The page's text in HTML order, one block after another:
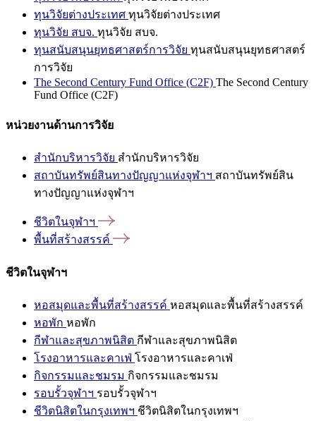
ทุนวิจัยต่างประเทศ ทุนวิจัยต่างประเทศ
ทุนวิจัย สบจ. ทุนวิจัย สบจ.
ทุนสนับสนุนยุทธศาสตร์การวิจัย ทุนสนับสนุนยุทธศาสตร์
การวิจัย
The Second Century Fund Office (C2F) The Second Century
Fund Office (C2F)
หน่วยงานด้านการวิจัย
สำนักบริหารวิจัย สำนักบริหารวิจัย
สถาบันทรัพย์สินทางปัญญาแห่งจุฬาฯ สถาบันทรัพย์สิน
ทางปัญญาแห่งจุฬาฯ
ชีวิตในจุฬาฯ
พื้นที่สร้างสรรค์
ชีวิตในจุฬาฯ
หอสมุดและพื้นที่สร้างสรรค์ หอสมุดและพื้นที่สร้างสรรค์
หอพัก หอพัก
กีฬาและสุขภาพนิสิต กีฬาและสุขภาพนิสิต
โรงอาหารและคาเฟ่ โรงอาหารและคาเฟ่
กิจกรรมและชมรม กิจกรรมและชมรม
รอบรั้วจุฬาฯ รอบรั้วจุฬาฯ
ชีวิตนิสิตในกรุงเทพฯ ชีวิตนิสิตในกรุงเทพฯ